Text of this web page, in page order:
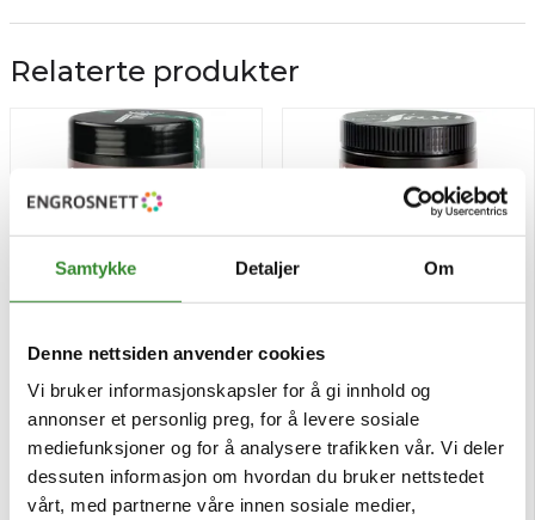
Samtykke Detaljer Om
Denne nettsiden anvender cookies
Vi bruker informasjonskapsler for å gi innhold og
annonser et personlig preg, for å levere sosiale
mediefunksjoner og for å analysere trafikken vår. Vi deler
dessuten informasjon om hvordan du bruker nettstedet
vårt, med partnerne våre innen sosiale medier,
Relaterte produkter
Sosa sucro emul 500g
Pris
kr 896,37 /stk
Tilgjengelig
Sosa tartaric acid 900g
Pris
kr 603,61 /stk
Tilgjengelig